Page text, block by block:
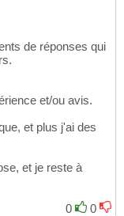
de réponses qui
et/ou avis.
et plus j'ai des
et je reste à
0
0